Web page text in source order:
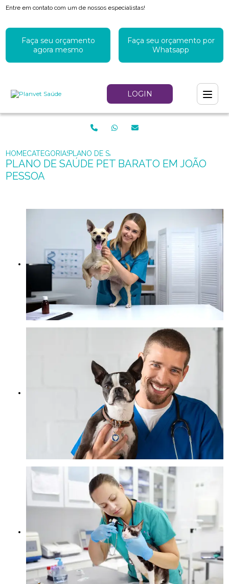
Entre em contato com um de nossos especialistas!
Faça seu orçamento
agora mesmo
Faça seu orçamento por
Whatsapp
LOGIN
HOMECATEGORIASPLANO DE SAÚDE PET BARATO EM JOÃO
PLANO DE SAÚDE PET BARATO EM JOÃO
PESSOA